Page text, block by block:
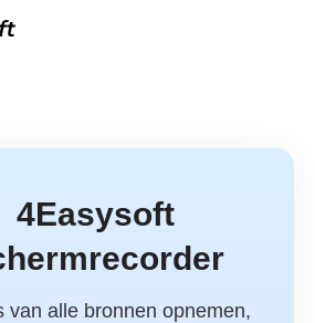
4Easysoft
van alle bronnen opnemen,